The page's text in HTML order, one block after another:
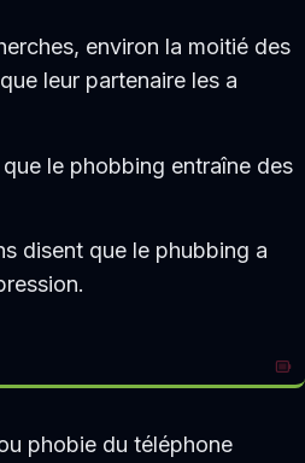
environ la moitié des
leur partenaire les a
le phobbing entraîne des
disent que le phubbing a
phobie du téléphone